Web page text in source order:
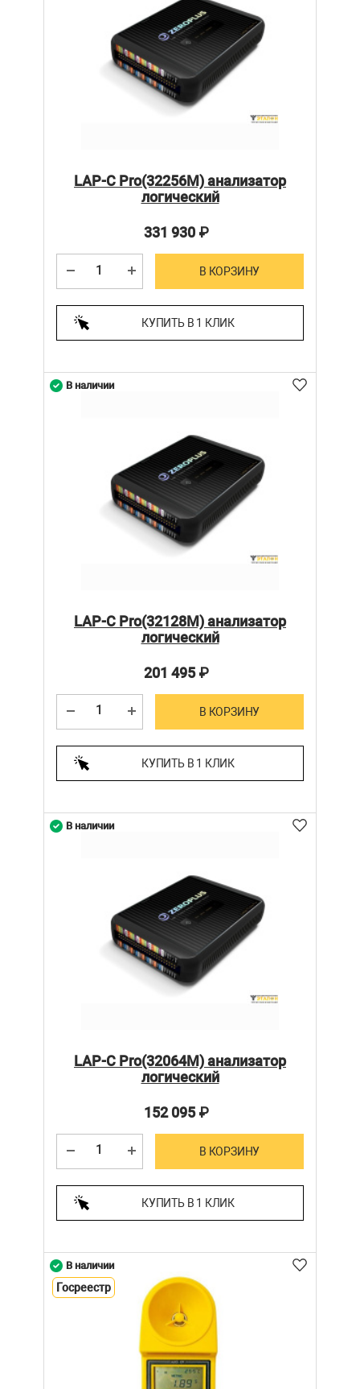
LAP-C Pro(32256M) анализатор
логический
331 930₽
В КОРЗИНУ
КУПИТЬ В 1 КЛИК
LAP-C Pro(32128M) анализатор
логический
201 495₽
В КОРЗИНУ
КУПИТЬ В 1 КЛИК
В наличии
LAP-C Pro(32064M) анализатор
логический
152 095₽
В КОРЗИНУ
КУПИТЬ В 1 КЛИК
В наличии
В наличии
Госреестр